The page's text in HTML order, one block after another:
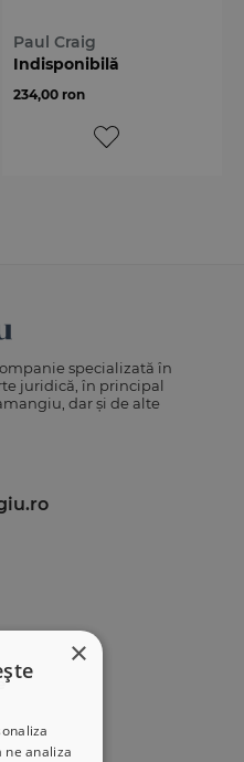
Paul Craig
Indisponibilă
234,00 ron
×
analiza
specializată în
juridică, în principal
dar și de alte